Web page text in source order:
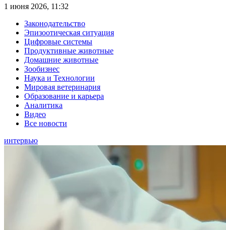
1 июня 2026, 11:32
Законодательство
Эпизоотическая ситуация
Цифровые системы
Продуктивные животные
Домашние животные
Зообизнес
Наука и Технологии
Мировая ветеринария
Образование и карьера
Аналитика
Видео
Все новости
интервью